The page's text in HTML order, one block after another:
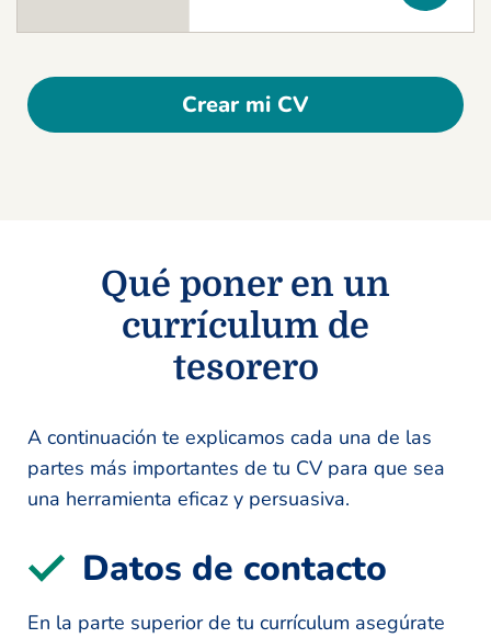
Crear mi CV
Qué poner en un
currículum de
tesorero
A continuación te explicamos cada una de las
partes más importantes de tu CV para que sea
una herramienta eficaz y persuasiva.
Datos de contacto
En la parte superior de tu currículum asegúrate